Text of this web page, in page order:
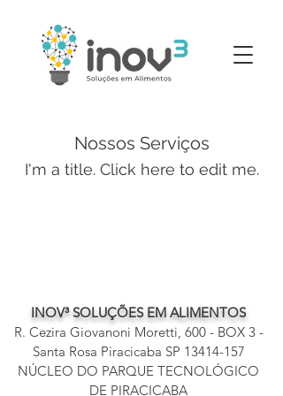
Nossos Serviços
I'm a title. ​Click here to edit me.
INOV³ SOLUÇÕES EM ALIMENTOS
R. Cezira Giovanoni Moretti, 600 - BOX 3 -
Santa Rosa Piracicaba SP 13414-157
NÚCLEO DO PARQUE TECNOLÓGICO
DE PIRACICABA